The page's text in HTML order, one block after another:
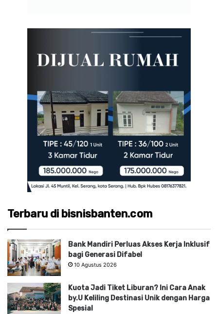
Terbaru di bisnisbanten.com
Bank Mandiri Perluas Akses Kerja Inklusif
bagi Generasi Difabel
10 Agustus 2026
Kuota Jadi Tiket Liburan? Ini Cara Anak
by.U Keliling Destinasi Unik dengan Harga
Spesial